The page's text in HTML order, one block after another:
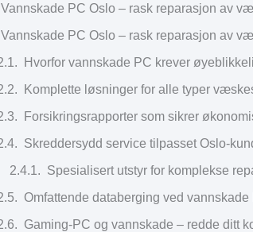
Vannskade PC Oslo – rask reparasjon av
Vannskade PC Oslo – rask reparasjon av
Hvorfor vannskade PC krever
Komplette løsninger for alle typer
Forsikringsrapporter som sikrer
Skreddersydd service tilpasset Oslo-
Spesialisert utstyr for komplekse
Omfattende databerging ved vannskade
Gaming-PC og vannskade – redde ditt